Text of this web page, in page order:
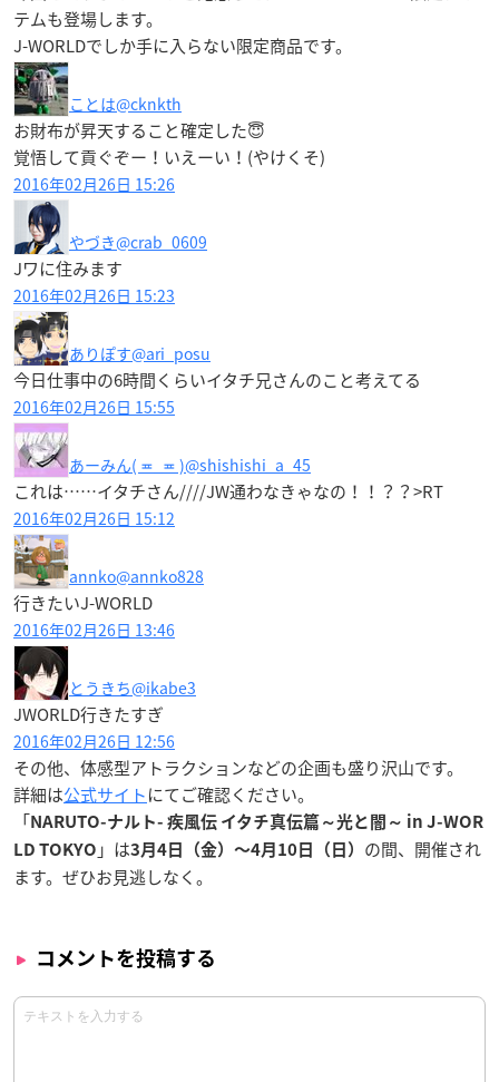
テムも登場します。
J-WORLDでしか手に入らない限定商品です。
ことは@cknkth
お財布が昇天すること確定した😇
覚悟して貢ぐぞー！いえーい！(やけくそ)
2016年02月26日 15:26
やづき@crab_0609
Jワに住みます
2016年02月26日 15:23
ありぽす@ari_posu
今日仕事中の6時間くらいイタチ兄さんのこと考えてる
2016年02月26日 15:55
あーみん( ≖_≖ )@shishishi_a_45
これは……イタチさん////JW通わなきゃなの！！？？>RT
2016年02月26日 15:12
annko@annko828
行きたいJ-WORLD
2016年02月26日 13:46
とうきち@ikabe3
JWORLD行きたすぎ
2016年02月26日 12:56
その他、体感型アトラクションなどの企画も盛り沢山です。
詳細は公式サイトにてご確認ください。
「NARUTO-ナルト- 疾風伝 イタチ真伝篇～光と闇～ in J-WOR
LD TOKYO 」は3月4日（金）〜4月10日（日） の間、開催され
ます。ぜひお見逃しなく。
コメントを投稿する